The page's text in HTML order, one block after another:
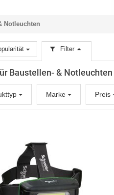
Notleuchten
Filter
Baustellen- & Notleuchten
Marke Preis